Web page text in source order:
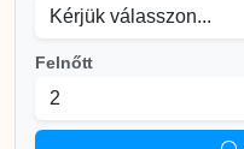
Felnőtt